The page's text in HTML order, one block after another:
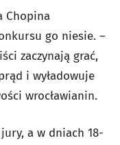
Chopina
go niesie. –
zaczynają grać,
i wyładowuje
wrocławianin.
a w dniach 18-